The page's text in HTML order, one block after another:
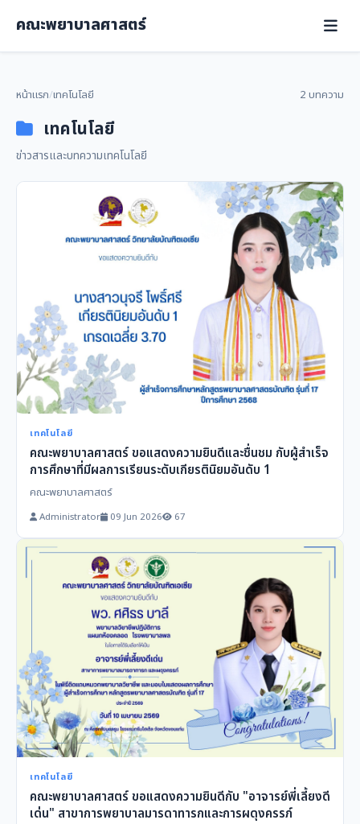
คณะพยาบาลศาสตร์
หน้าแรก/เทคโนโลยี 2 บทความ
เทคโนโลยี
ข่าวสารและบทความเทคโนโลยี
เทคโนโลยี
คณะพยาบาลศาสตร์ ขอแสดงความยินดีและชื่นชม กับผู้สำเร็จ
การศึกษาที่มีผลการเรียนระดับเกียรตินิยมอันดับ 1
คณะพยาบาลศาสตร์
Administrator 09 Jun 2026 67
เทคโนโลยี
คณะพยาบาลศาสตร์ ขอแสดงความยินดีกับ "อาจารย์พี่เลี้ยงดี
เด่น" สาขาการพยาบาลมารดาทารกและการผดุงครรภ์